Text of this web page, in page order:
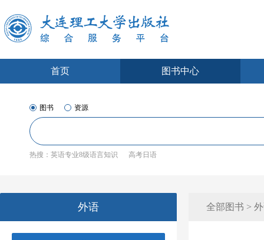
首页 图书中心
图书 资源
热搜： 英语专业8级语言知识 高考日语
外语 全部图书 >